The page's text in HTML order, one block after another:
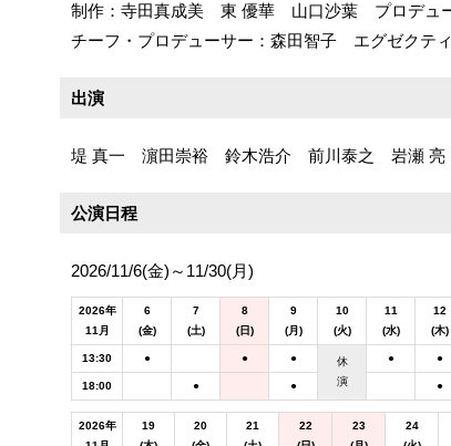
制作：寺田真成美 東 優華 山口沙葉 プロデュ
チーフ・プロデューサー：森田智子 エグゼクテ
出演
堤 真一 濵田崇裕 鈴木浩介 前川泰之 岩瀬
公演日程
2026/11/6(金)～11/30(月)
2026年
11月
6
(金)
7
(土)
8
(日)
9
(月)
10
(火)
11
(水)
12
(木)
13:30 ● ● ●
休
演
● ●
18:00 ● ● ●
2026年
19
20
21
22
23
24